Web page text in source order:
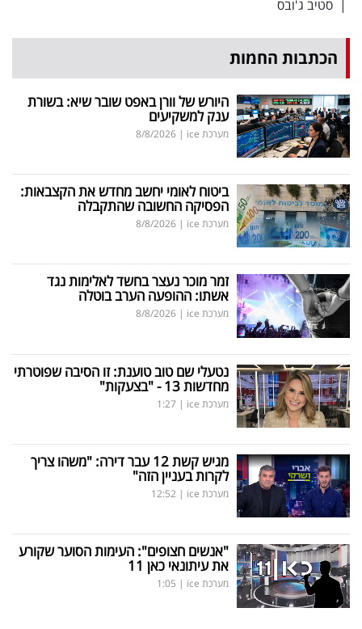
פרסמו
באייס
עקבו
אחרינו:
סטיב ג'ובס
הכתבות החמות
היורש של וורן באפט שובר שיא: בשורת
ענק למשקיעים
מערכת ice |
8/8/2026
ביטוח לאומי יחשב מחדש את הקצבאות:
הפסיקה החשובה שהתקבלה
מערכת ice |
8/8/2026
זמר מוכר נעצר בחשד לאלימות נגד
אשתו: ההופעה הערב בוטלה
מערכת ice |
8/8/2026
נטעלי שם טוב טוענת: זו הסיבה שפוטרתי
מחדשות 13 - "בצעקות"
מערכת ice |
1:27
מגיש קשת 12 עבר דירה: "משהו צריך
לקרות בעניין הזה"
מערכת ice |
12:52
"אנשים חצופים": העימות הסוער שקורע
את עיתונאי כאן 11
מערכת ice |
1:05